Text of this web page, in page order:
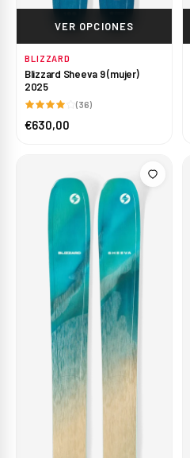
VER OPCIONES
BLIZZARD
Blizzard Sheeva 9 (mujer)
2025
(36)
€630,00